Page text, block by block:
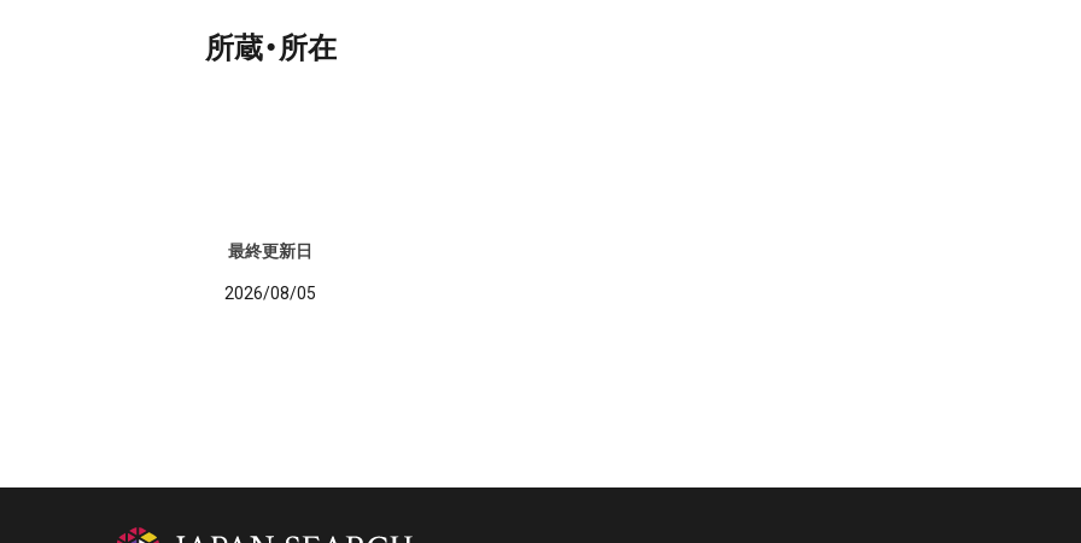
所蔵・所在
最終更新日
2026/08/05